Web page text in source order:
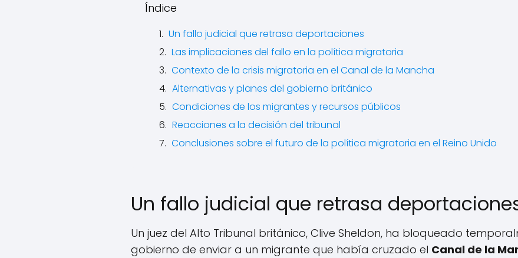
Índice
Un fallo judicial que retrasa deportaciones
Las implicaciones del fallo en la política migratoria
Contexto de la crisis migratoria en el Canal de la Mancha
Alternativas y planes del gobierno británico
Condiciones de los migrantes y recursos públicos
Reacciones a la decisión del tribunal
Conclusiones sobre el futuro de la política migratoria en el Reino Unido
Un fallo judicial que retrasa
Un juez del Alto Tribunal británico, Clive Sheldon, ha bloqueado
gobierno de enviar a un migrante que había cruzado el Canal de la